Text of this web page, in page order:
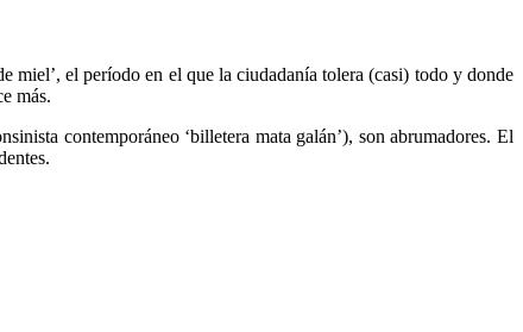
miel’, el período en el que la ciudadanía tolera (casi) todo y donde
más.
contemporáneo ‘billetera mata galán’), son abrumadores. El